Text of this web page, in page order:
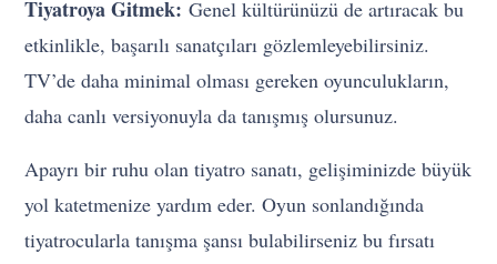
Tiyatroya Gitmek:Genel kültürünüzü de artıracak bu
etkinlikle, başarılı sanatçıları gözlemleyebilirsiniz.
TV’de daha minimal olması gereken oyunculukların,
daha canlı versiyonuyla da tanışmış olursunuz.
Apayrı bir ruhu olan tiyatro sanatı, gelişiminizde büyük
yol katetmenize yardım eder. Oyun sonlandığında
tiyatrocularla tanışma şansı bulabilirseniz bu fırsatı